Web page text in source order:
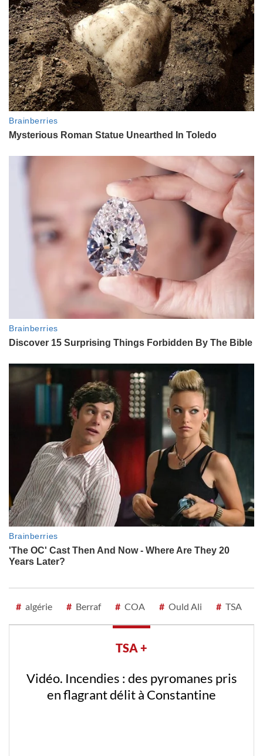
# algérie # Berraf # COA # Ould Ali # TSA
TSA +
Vidéo. Incendies : des pyromanes pris
en flagrant délit à Constantine